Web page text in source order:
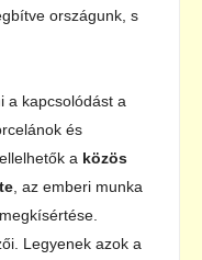
országunk, s
a kapcsolódást a
és
a közös
, az emberi munka
Legyenek azok a